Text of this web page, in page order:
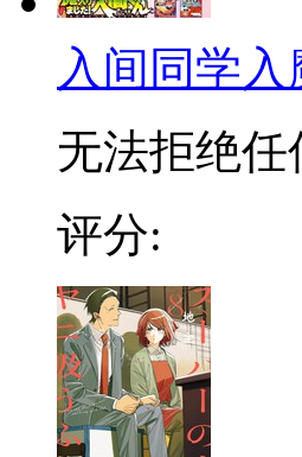
入间同学入
无法拒绝
评分: